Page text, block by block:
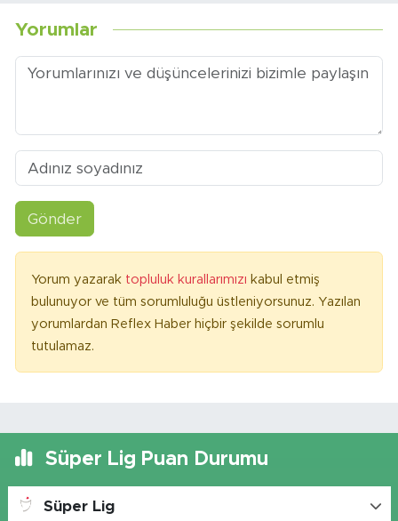
Yorumlar
Gönder
Yorum yazarak topluluk kurallarımızı kabul etmiş
bulunuyor ve tüm sorumluluğu üstleniyorsunuz. Yazılan
yorumlardan Reflex Haber hiçbir şekilde sorumlu
tutulamaz.
Süper Lig Puan Durumu
Süper Lig